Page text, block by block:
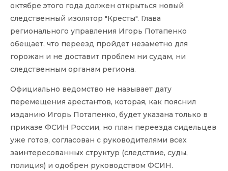
октябре этого года должен открыться новый
следственный изолятор "Кресты". Глава
регионального управления Игорь Потапенко
обещает, что переезд пройдет незаметно для
горожан и не доставит проблем ни судам, ни
следственным органам региона.
Официально ведомство не называет дату
перемещения арестантов, которая, как пояснил
изданию Игорь Потапенко, будет указана только в
приказе ФСИН России, но план переезда сидельцев
уже готов, согласован с руководителями всех
заинтересованных структур (следствие, суды,
полиция) и одобрен руководством ФСИН.